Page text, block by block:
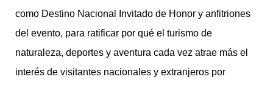
como Destino Nacional Invitado de Honor y anfitriones
del evento, para ratificar por qué el turismo de
naturaleza, deportes y aventura cada vez atrae más el
interés de visitantes nacionales y extranjeros por